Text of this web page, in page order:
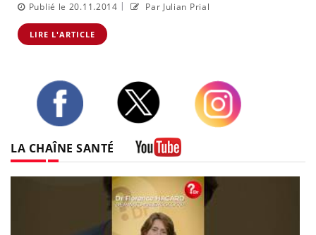
Publié le 20.11.2014 | Par Julian Prial
LIRE L'ARTICLE
LA CHAÎNE SANTÉ